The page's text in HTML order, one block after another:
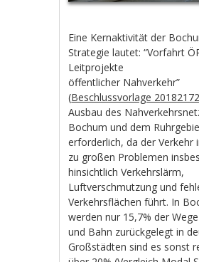
Eine Kernaktivität der
Strategie lautet: “Vorfahrt
Leitprojekte
öffentlicher Nahverkehr”
(Beschlussvorlage 20182172
Ausbau des
Bochum und dem
erforderlich, da der Verkehr
zu großen Problemen
hinsichtlich Verkehrslärm,
Luftverschmutzung und
Verkehrsflächen führt. In
werden nur 15,7% der
und Bahn zurückgelegt in
Großstädten sind es sonst